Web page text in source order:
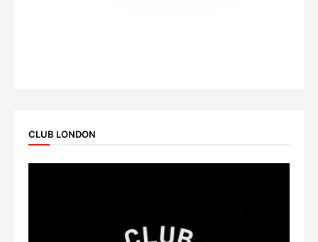
CLUB LONDON